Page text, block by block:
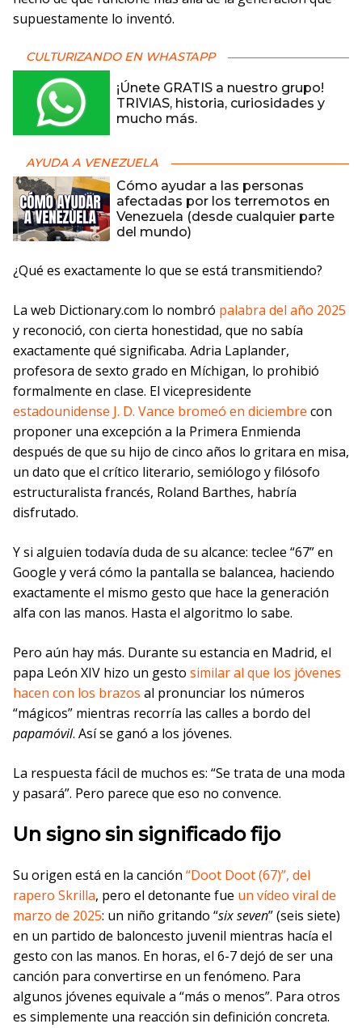
supuestamente lo inventó.
CULTURIZANDO EN WHASTAPP
¡Únete GRATIS a nuestro grupo!
TRIVIAS, historia, curiosidades y
mucho más.
AYUDA A VENEZUELA
Cómo ayudar a las personas
afectadas por los terremotos en
Venezuela (desde cualquier parte
del mundo)
¿Qué es exactamente lo que se está transmitiendo?
La web Dictionary.com lo nombró palabra del año 2025
y reconoció, con cierta honestidad, que no sabía
exactamente qué significaba. Adria Laplander,
profesora de sexto grado en Míchigan, lo prohibió
formalmente en clase. El vicepresidente
estadounidense J. D. Vance bromeó en diciembre con
proponer una excepción a la Primera Enmienda
después de que su hijo de cinco años lo gritara en misa,
un dato que el crítico literario, semiólogo y filósofo
estructuralista francés, Roland Barthes, habría
disfrutado.
Y si alguien todavía duda de su alcance: teclee “67” en
Google y verá cómo la pantalla se balancea, haciendo
exactamente el mismo gesto que hace la generación
alfa con las manos. Hasta el algoritmo lo sabe.
Pero aún hay más. Durante su estancia en Madrid, el
papa León XIV hizo un gesto similar al que los jóvenes
hacen con los brazos al pronunciar los números
“mágicos” mientras recorría las calles a bordo del
papamóvil. Así se ganó a los jóvenes.
La respuesta fácil de muchos es: “Se trata de una moda
y pasará”. Pero parece que eso no convence.
Un signo sin significado fijo
Su origen está en la canción “Doot Doot (67)”, del
rapero Skrilla, pero el detonante fue un vídeo viral de
marzo de 2025: un niño gritando “six seven” (seis siete)
en un partido de baloncesto juvenil mientras hacía el
gesto con las manos. En horas, el 6-7 dejó de ser una
canción para convertirse en un fenómeno. Para
algunos jóvenes equivale a “más o menos”. Para otros
es simplemente una reacción sin definición concreta.